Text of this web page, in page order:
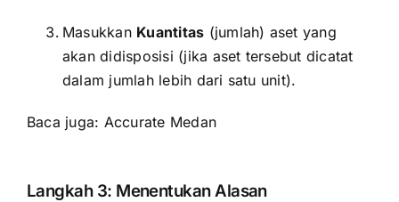
Masukkan Kuantitas (jumlah) aset yang
akan didisposisi (jika aset tersebut dicatat
dalam jumlah lebih dari satu unit).
Baca juga: Accurate Medan
Langkah 3: Menentukan Alasan